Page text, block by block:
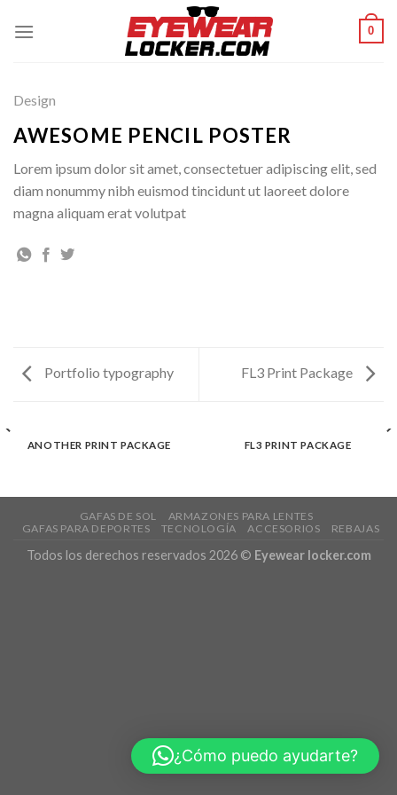
0
Design
AWESOME PENCIL POSTER
Lorem ipsum dolor sit amet, consectetuer adipiscing elit, sed
diam nonummy nibh euismod tincidunt ut laoreet dolore
magna aliquam erat volutpat
Portfolio typography FL3 Print Package
ANOTHER PRINT PACKAGE FL3 PRINT PACKAGE
GAFAS DE SOL
ARMAZONES PARA LENTES
GAFAS PARA DEPORTES
TECNOLOGÍA ACCESORIOS REBAJAS
Todos los derechos reservados 2026 © Eyewear locker.com
¿Cómo puedo ayudarte?